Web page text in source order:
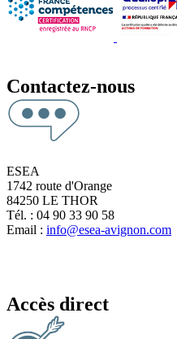
Contactez-nous
ESEA
1742 route d'Orange
84250 LE THOR
Tél. : 04 90 33 90 58
Email : info@esea-avignon.com
Accès direct